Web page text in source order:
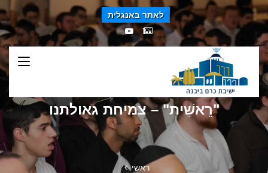
לאתר באנגלית
"רֵאשִׁית" – צמיחת גאולתנו
ראשי